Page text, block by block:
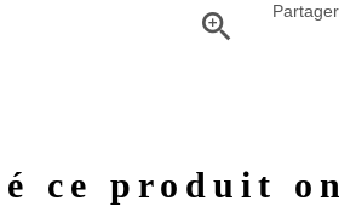
 Partager
ce produit